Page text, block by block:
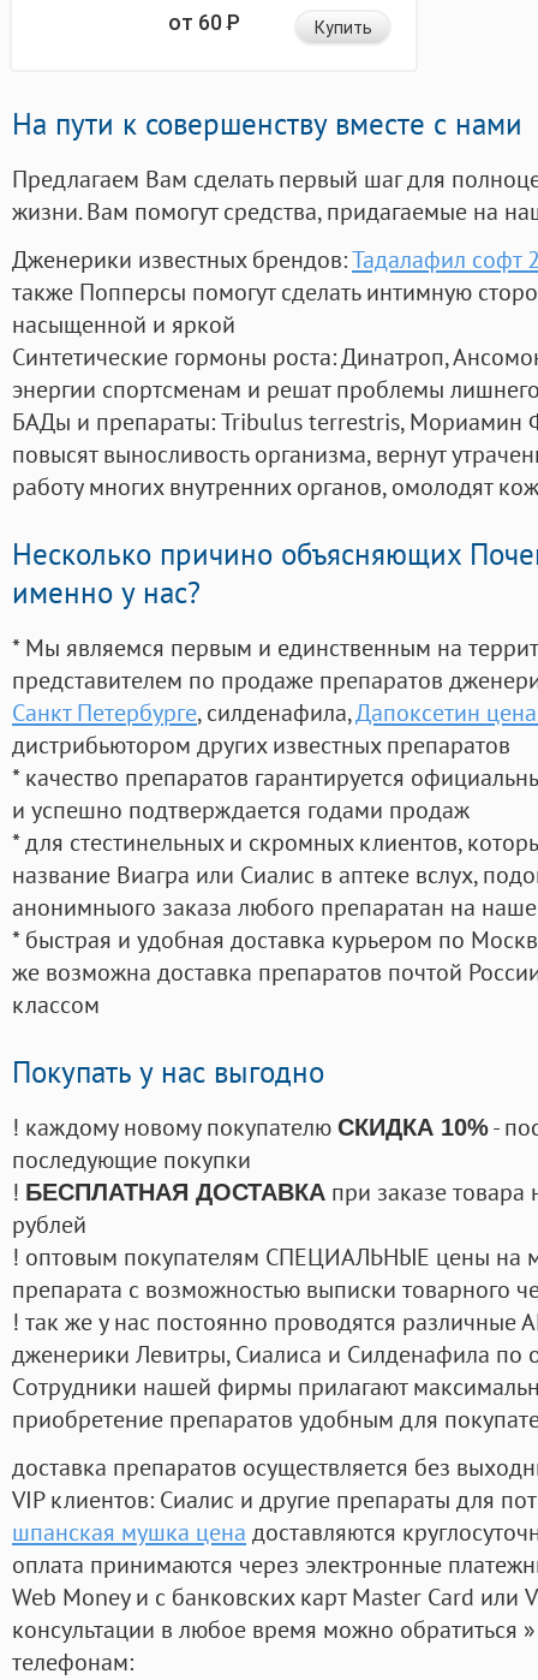
от 60Р Купить
На пути к совершенству вместе с нами
Предлагаем Вам сделать первый шаг для
жизни. Вам помогут средства, придагаемые на
Дженерики известных брендов:Тадалафил софт
также Попперсы помогут сделать интимную
насыщенной и яркой
Синтетические гормоны роста: Динатроп,
энергии спортсменам и решат проблемы
БАДы и препараты:Tribulus terrestris, Мориамин
повысят выносливость организма, вернут
работу многих внутренних органов, омолодят
Несколько причино объясняющих
именно у нас?
* Мы являемся первым и единственным на
представителем по продаже препаратов
Санкт Петербурге, силденафила,Дапоксетин
дистрибьютором других известных препаратов
* качество препаратов гарантируется
и успешно подтверждается годами продаж
* для стестинельных и скромных клиентов,
название Виагра или Сиалис в аптеке вслух,
анонимныого заказа любого препаратан на
* быстрая и удобная доставка курьером по
же возможна доставка препаратов почтой
классом
Покупать у нас выгодно
! каждому новому покупателю СКИДКА 10%-
последующие покупки
! БЕСПЛАТНАЯ ДОСТАВКА при заказе
рублей
! оптовым покупателям СПЕЦИАЛЬНЫЕ цены на
препарата с возможностью выписки товарного
! так же у нас постоянно проводятся
дженерики Левитры, Сиалиса и Силденафила по
Cотрудники нашей фирмы прилагают
приобретение препаратов удобным для
доставка препаратов осуществляется без
VIP клиентов: Сиалис и другие препараты для
шпанская мушка цена доставляются
оплата принимаются через электронные
Web Money и с банковских карт Master Card или
консультации в любое время можно обратиться
телефонам: